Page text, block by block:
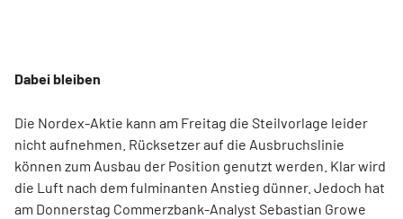
Dabei bleiben
Die Nordex-Aktie kann am Freitag die Steilvorlage leider
nicht aufnehmen. Rücksetzer auf die Ausbruchslinie
können zum Ausbau der Position genutzt werden. Klar wird
die Luft nach dem fulminanten Anstieg dünner. Jedoch hat
am Donnerstag Commerzbank-Analyst Sebastian Growe